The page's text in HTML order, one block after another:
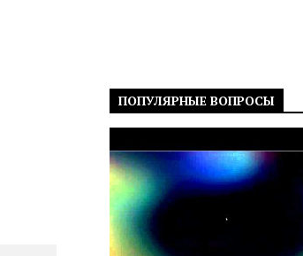
ПОПУЛЯРНЫЕ ВОПРОСЫ